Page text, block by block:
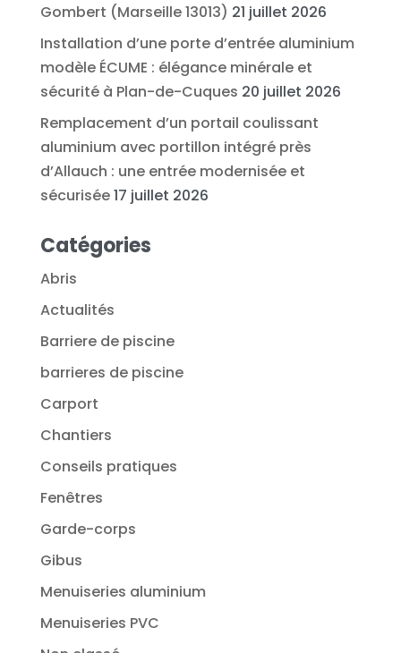
Gombert (Marseille 13013) 21 juillet 2026
Installation d’une porte d’entrée aluminium
modèle ÉCUME : élégance minérale et
sécurité à Plan-de-Cuques 20 juillet 2026
Remplacement d’un portail coulissant
aluminium avec portillon intégré près
d’Allauch : une entrée modernisée et
sécurisée17 juillet 2026
Catégories
Abris
Actualités
Barriere de piscine
barrieres de piscine
Carport
Chantiers
Conseils pratiques
Fenêtres
Garde-corps
Gibus
Menuiseries aluminium
Menuiseries PVC